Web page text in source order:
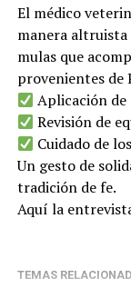
El médico
manera altruista
mulas que
provenientes de
Aplicación de
Revisión de
Cuidado de
Un gesto de
tradición de fe.
Aquí la
TEMAS